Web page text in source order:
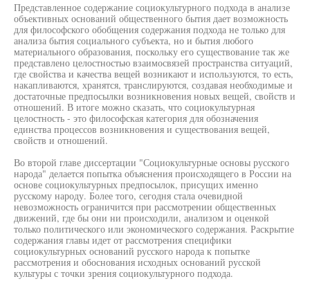
Представленное содержание социокультурного подхода в анализе
объективных оснований общественного бытия дает возможность
для философского обобщения содержания подхода не только для
анализа бытия социального субъекта, но и бытия любого
материального образования, поскольку его существование так же
представлено целостностью взаимосвязей пространства ситуаций,
где свойства и качества вещей возникают и используются, то есть,
накапливаются, хранятся, транслируются, создавая необходимые и
достаточные предпосылки возникновения новых вещей, свойств и
отношений. В итоге можно сказать, что социокультурная
целостность - это философская категория для обозначения
единства процессов возникновения и существования вещей,
свойств и отношений.
Во второй главе диссертации "Социокультурные основы русского
народа" делается попытка объяснения происходящего в России на
основе социокультурных предпосылок, присущих именно
русскому народу. Более того, сегодня стала очевидной
невозможность ограничится при рассмотрении общественных
движений, где бы они ни происходили, анализом и оценкой
только политического или экономического содержания. Раскрытие
содержания главы идет от рассмотрения специфики
социокультурных оснований русского народа к попытке
рассмотрения и обоснования исходных оснований русской
культуры с точки зрения социокультурного подхода.